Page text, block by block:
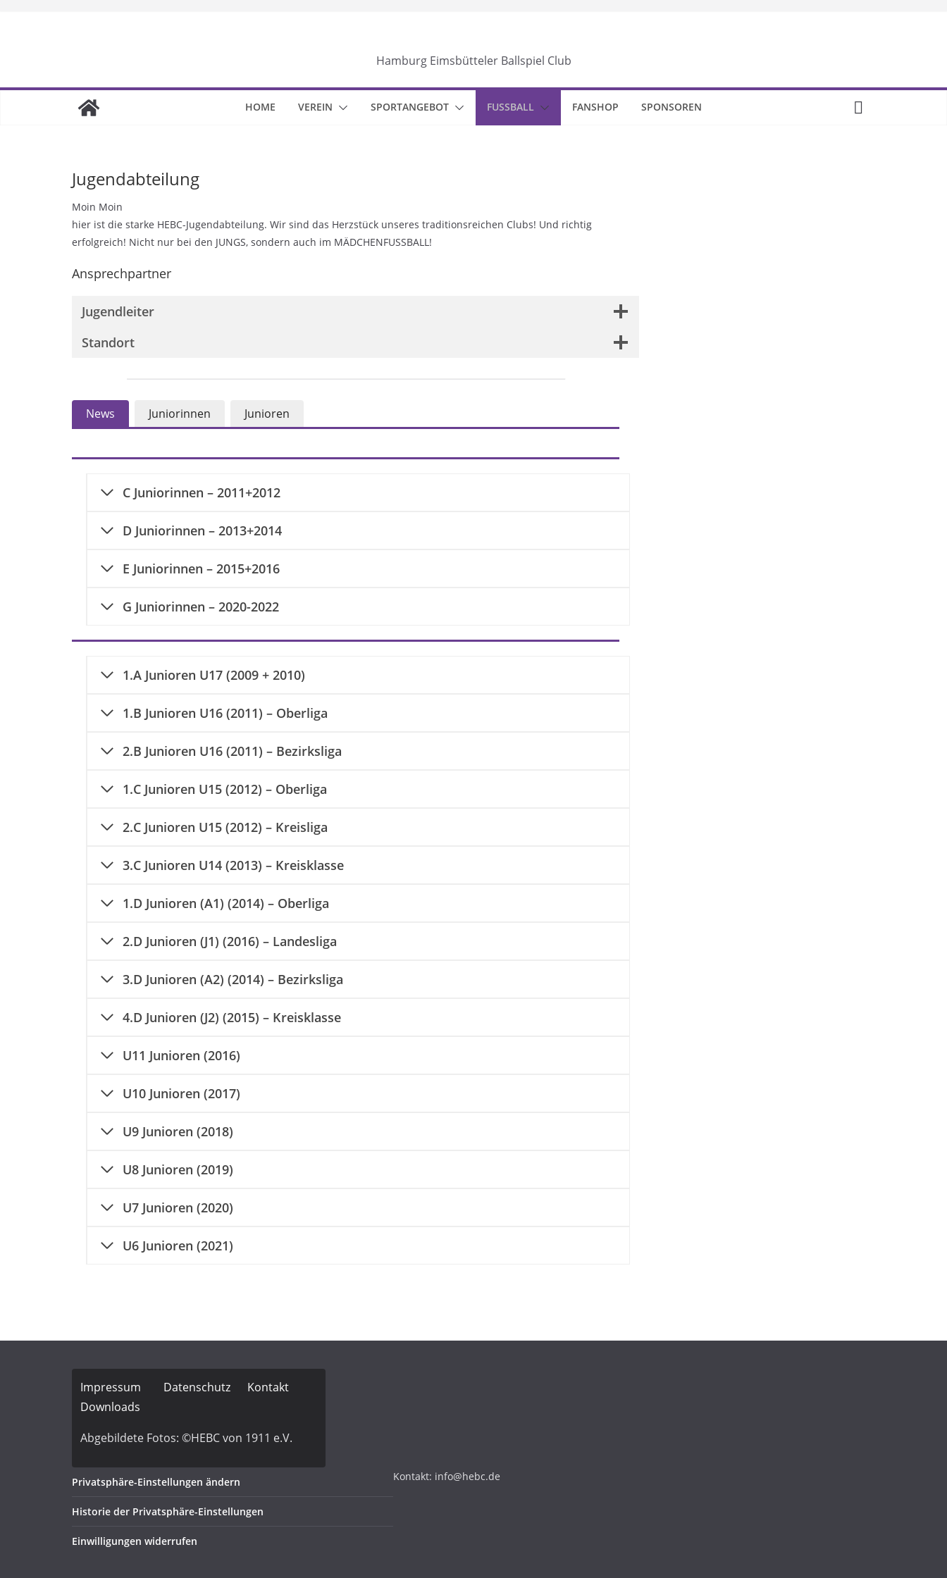
Hamburg Eimsbütteler Ballspiel Club
HOME VEREIN SPORTANGEBOT FUSSBALL FANSHOP SPONSOREN
Jugendabteilung
Moin Moin
hier ist die starke HEBC-Jugendabteilung. Wir sind das Herzstück unseres traditionsreichen Clubs! Und richtig
erfolgreich! Nicht nur bei den JUNGS, sondern auch im MÄDCHENFUSSBALL!
Ansprechpartner
Jugendleiter
Standort
News Juniorinnen Junioren
C Juniorinnen – 2011+2012
D Juniorinnen – 2013+2014
E Juniorinnen – 2015+2016
G Juniorinnen – 2020-2022
1.A Junioren U17 (2009 + 2010)
1.B Junioren U16 (2011) – Oberliga
2.B Junioren U16 (2011) – Bezirksliga
1.C Junioren U15 (2012) – Oberliga
2.C Junioren U15 (2012) – Kreisliga
3.C Junioren U14 (2013) – Kreisklasse
1.D Junioren (A1) (2014) – Oberliga
2.D Junioren (J1) (2016) – Landesliga
3.D Junioren (A2) (2014) – Bezirksliga
4.D Junioren (J2) (2015) – Kreisklasse
U11 Junioren (2016)
U10 Junioren (2017)
U9 Junioren (2018)
U8 Junioren (2019)
U7 Junioren (2020)
U6 Junioren (2021)
Impressum Datenschutz
Kontakt
Downloads
Abgebildete Fotos: ©HEBC von 1911 e.V.
Privatsphäre-Einstellungen ändern
Historie der Privatsphäre-Einstellungen
Einwilligungen widerrufen
Kontakt: info@hebc.de